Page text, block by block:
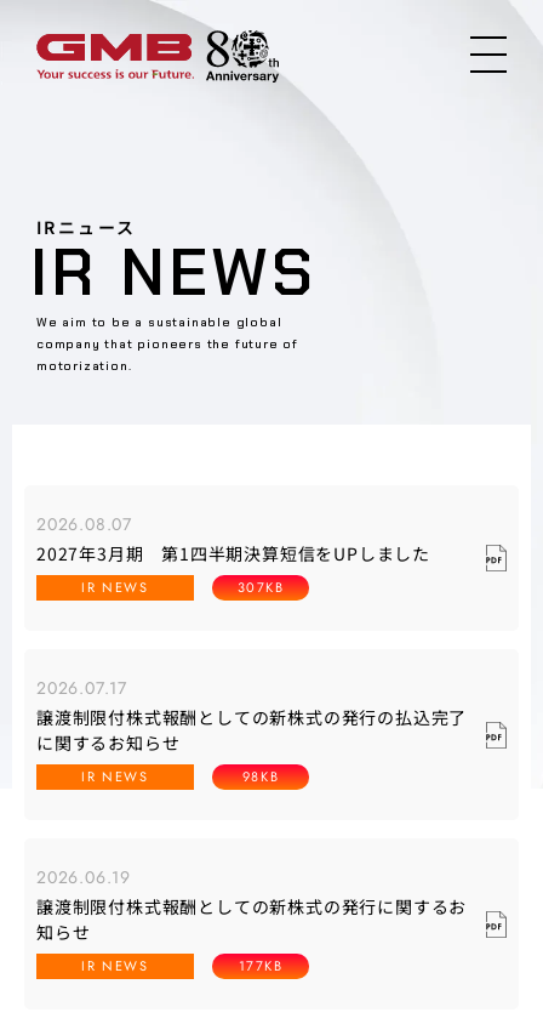
IRニュース
IR NEWS
We aim to be a sustainable global
company that pioneers the future of
motorization.
2026.08.07
2027年3月期 第1四半期決算短信をUPしました
IR NEWS 307KB
2026.07.17
譲渡制限付株式報酬としての新株式の発行の払込完了
に関するお知らせ
IR NEWS 98KB
2026.06.19
譲渡制限付株式報酬としての新株式の発行に関するお
知らせ
IR NEWS 177KB